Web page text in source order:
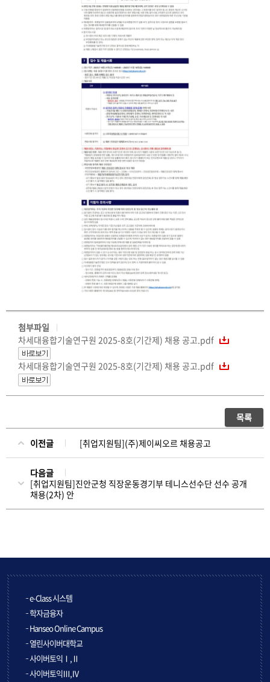
첨부파일
차세대융합기술연구원 2025-8호(기간제) 채용 공고.pdf
차세대융합기술연구원 2025-8호(기간제) 채용 공고.pdf
목록
이전글 [취업지원팀](주)제이씨오르 채용공고
다음글
[취업지원팀]진안군청 직장운동경기부 테니스선수단 선수 공개
채용(2차) 안
e-Class 시스템
학자금융자
Hanseo Online Campus
열린사이버대학교
사이버토익Ⅰ,Ⅱ
사이버토익Ⅲ,Ⅳ